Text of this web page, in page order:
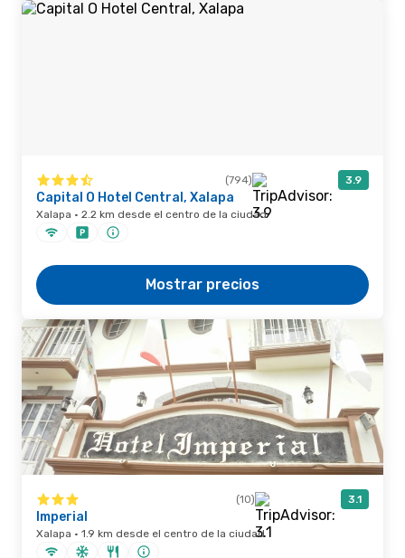
(794) 3.9
Capital O Hotel Central, Xalapa
Xalapa · 2.2 km desde el centro de la ciudad
Mostrar precios
(10) 3.1
Imperial
Xalapa · 1.9 km desde el centro de la ciudad